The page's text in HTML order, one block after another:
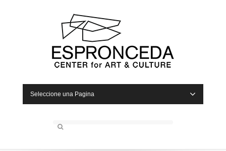
Seleccione una Pagina